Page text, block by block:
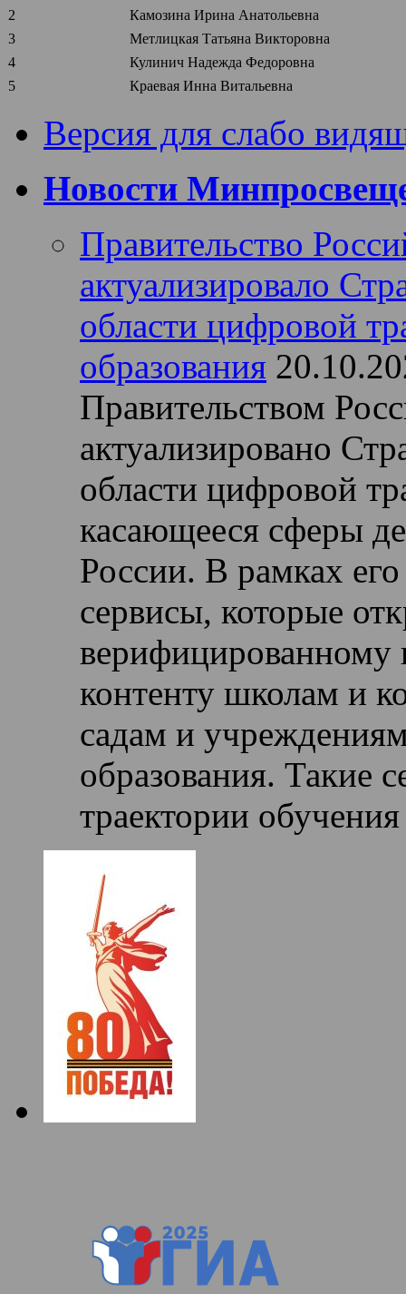
2
Камозина Ирина Анатольевна
3
Метлицкая Татьяна Викторовна
4
Кулинич Надежда Федоровна
5
Краевая Инна Витальевна
Версия для слабо
Новости
Правительство
актуализировало
области цифровой
образования
Правительством
актуализировано
области цифровой
касающееся сферы
России. В рамках
сервисы, которые
верифицированному
контенту школам и
садам и
образования. Такие
траектории